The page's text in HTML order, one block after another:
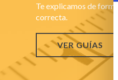
Te explicamos de
correcta.
VER GUÍAS